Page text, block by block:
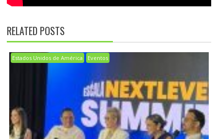
RELATED POSTS
Estados Unidos de América Eventos